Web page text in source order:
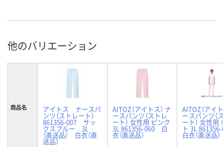
他のバリエーション
商品名 アイトス ナースパ
ンツ（ストレート）
861356-007 サッ
クスブルー 3L
（直送品） 白衣（直
送品）
AITOZ（アイトス） ナ
ースパンツ（ストレ
ート） 女性用 ピンク
3L 861356-060 白
衣（直送品）
AITOZ（アイ
ースパンツ（
ート） 女性用
ト 3L
白衣（直送品）